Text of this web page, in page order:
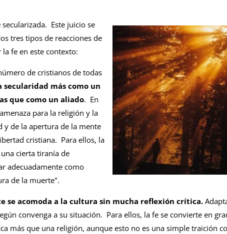
Este juicio se
tres tipos de reacciones de
fe en este contexto:
de cristianos de todas
secularidad más como un
que como un aliado. En
para la religión y la
de la apertura de la mente
cristiana. Para ellos, la
cierta tiranía de
adecuadamente como
de la muerte".
se acomoda a la cultura sin mucha reflexión crítica.
convenga a su situación. Para ellos, la fe se convierte en
más que una religión, aunque esto no es una simple traición